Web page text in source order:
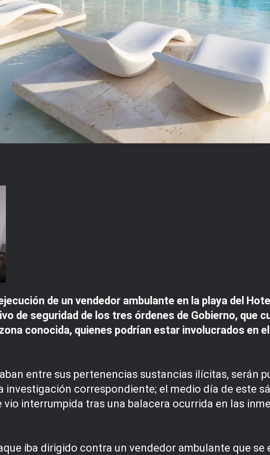
de un vendedor ambulante en la playa del
de seguridad de los tres órdenes de Gobierno, que
conocida, quienes podrían estar involucrados en
entre sus pertenencias sustancias ilícitas, serán
investigación correspondiente; el medio día de este
interrumpida tras una balacera ocurrida en las
iba dirigido contra un vendedor ambulante que se